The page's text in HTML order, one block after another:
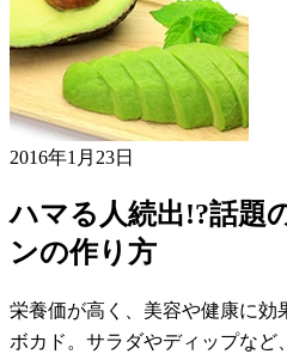
2016年1月23日
ハマる人続出!?話題
ンの作り方
栄養価が高く、美容や健康に効
ボカド。サラダやディップなど